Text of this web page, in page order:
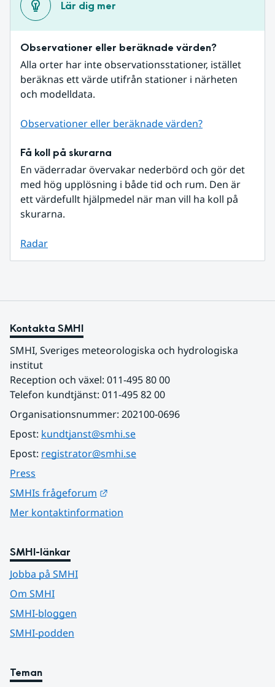
Lär dig mer
Observationer eller beräknade värden?
Alla orter har inte observationsstationer, istället
beräknas ett värde utifrån stationer i närheten
och modelldata.
Observationer eller beräknade värden?
Få koll på skurarna
En väderradar övervakar nederbörd och gör det
med hög upplösning i både tid och rum. Den är
ett värdefullt hjälpmedel när man vill ha koll på
skurarna.
Radar
Kontakta SMHI
SMHI, Sveriges meteorologiska och hydrologiska
institut
Reception och växel: 011-495 80 00
Telefon kundtjänst: 011-495 82 00
Organisationsnummer: 202100-0696
Epost: kundtjanst@smhi.se
Epost: registrator@smhi.se
Press
SMHIs frågeforum
Mer kontaktinformation
SMHI-länkar
Jobba på SMHI
Om SMHI
SMHI-bloggen
SMHI-podden
Teman